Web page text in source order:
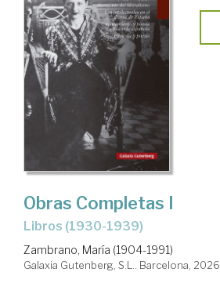
Obras Completas I
Libros (1930-1939)
Zambrano, María (1904-1991)
Galaxia Gutenberg, S.L.. Barcelona, 2026